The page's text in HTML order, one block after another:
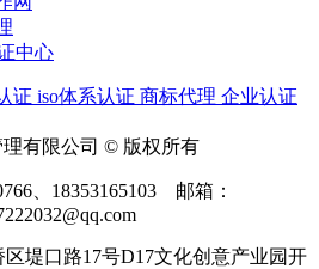
证 iso体系认证 商标代理 企业认证
有限公司 © 版权所有
、18353165103 邮箱：
堤口路17号D17文化创意产业园开